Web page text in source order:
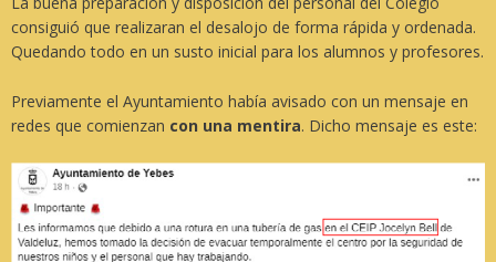
consiguió que realizaran el desalojo de forma rápida y ordenada.
Quedando todo en un susto inicial para los alumnos y profesores.
Previamente el Ayuntamiento había avisado con un mensaje en
redes que comienzan con una mentira. Dicho mensaje es este: